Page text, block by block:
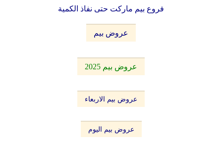
فروع بيم ماركت حتى نفاذ الكمية
عروض بيم
عروض بيم 2025
عروض بيم الاربعاء
عروض بيم اليوم